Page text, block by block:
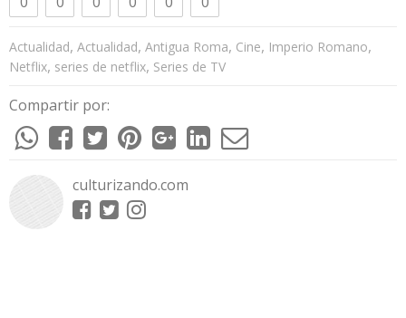
Actualidad, Actualidad, Antigua Roma, Cine, Imperio Romano,
Netflix, series de netflix, Series de TV
Compartir por:
culturizando.com